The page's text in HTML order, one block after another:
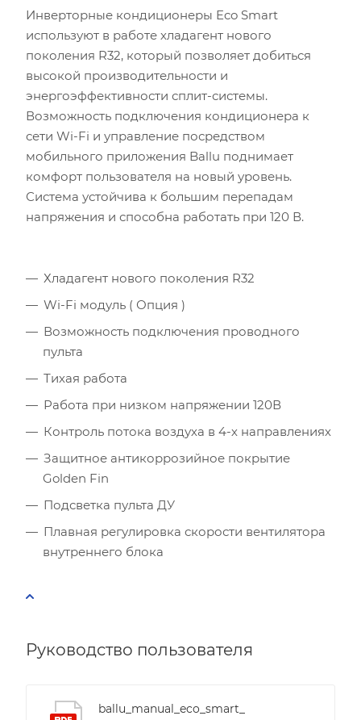
Инверторные кондиционеры Eco Smart
используют в работе хладагент нового
поколения R32, который позволяет добиться
высокой производительности и
энергоэффективности сплит-системы.
Возможность подключения кондиционера к
сети Wi-Fi и управление посредством
мобильного приложения Ballu поднимает
комфорт пользователя на новый уровень.
Система устойчива к большим перепадам
напряжения и способна работать при 120 В.
Хладагент нового поколения R32
Wi-Fi модуль ( Опция )
Возможность подключения проводного
пульта
Тихая работа
Работа при низком напряжении 120В
Контроль потока воздуха в 4-х направлениях
Защитное антикоррозийное покрытие
Golden Fin
Подсветка пульта ДУ
Плавная регулировка скорости вентилятора
внутреннего блока
Руководство пользователя
ballu_manual_eco_smart_
Площадь помещения (кв.м)
Высота потолка (м)
Инсоляция (степень освещенности солнцем)
Количество компьютеров
Количество телевизоров
Мощность остальной бытовой техники, Вт
Рекомендуемый диапазон мощности: 2.40 -2.91кВт